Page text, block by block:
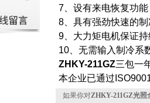
7 、设有来电恢复功
8 、具有强劲快速的
9 、大力矩电机保证
10 、无需输入制冷
ZHKY-211GZ三包一
本企业已通过
如果你对ZHKY-211GZ光照